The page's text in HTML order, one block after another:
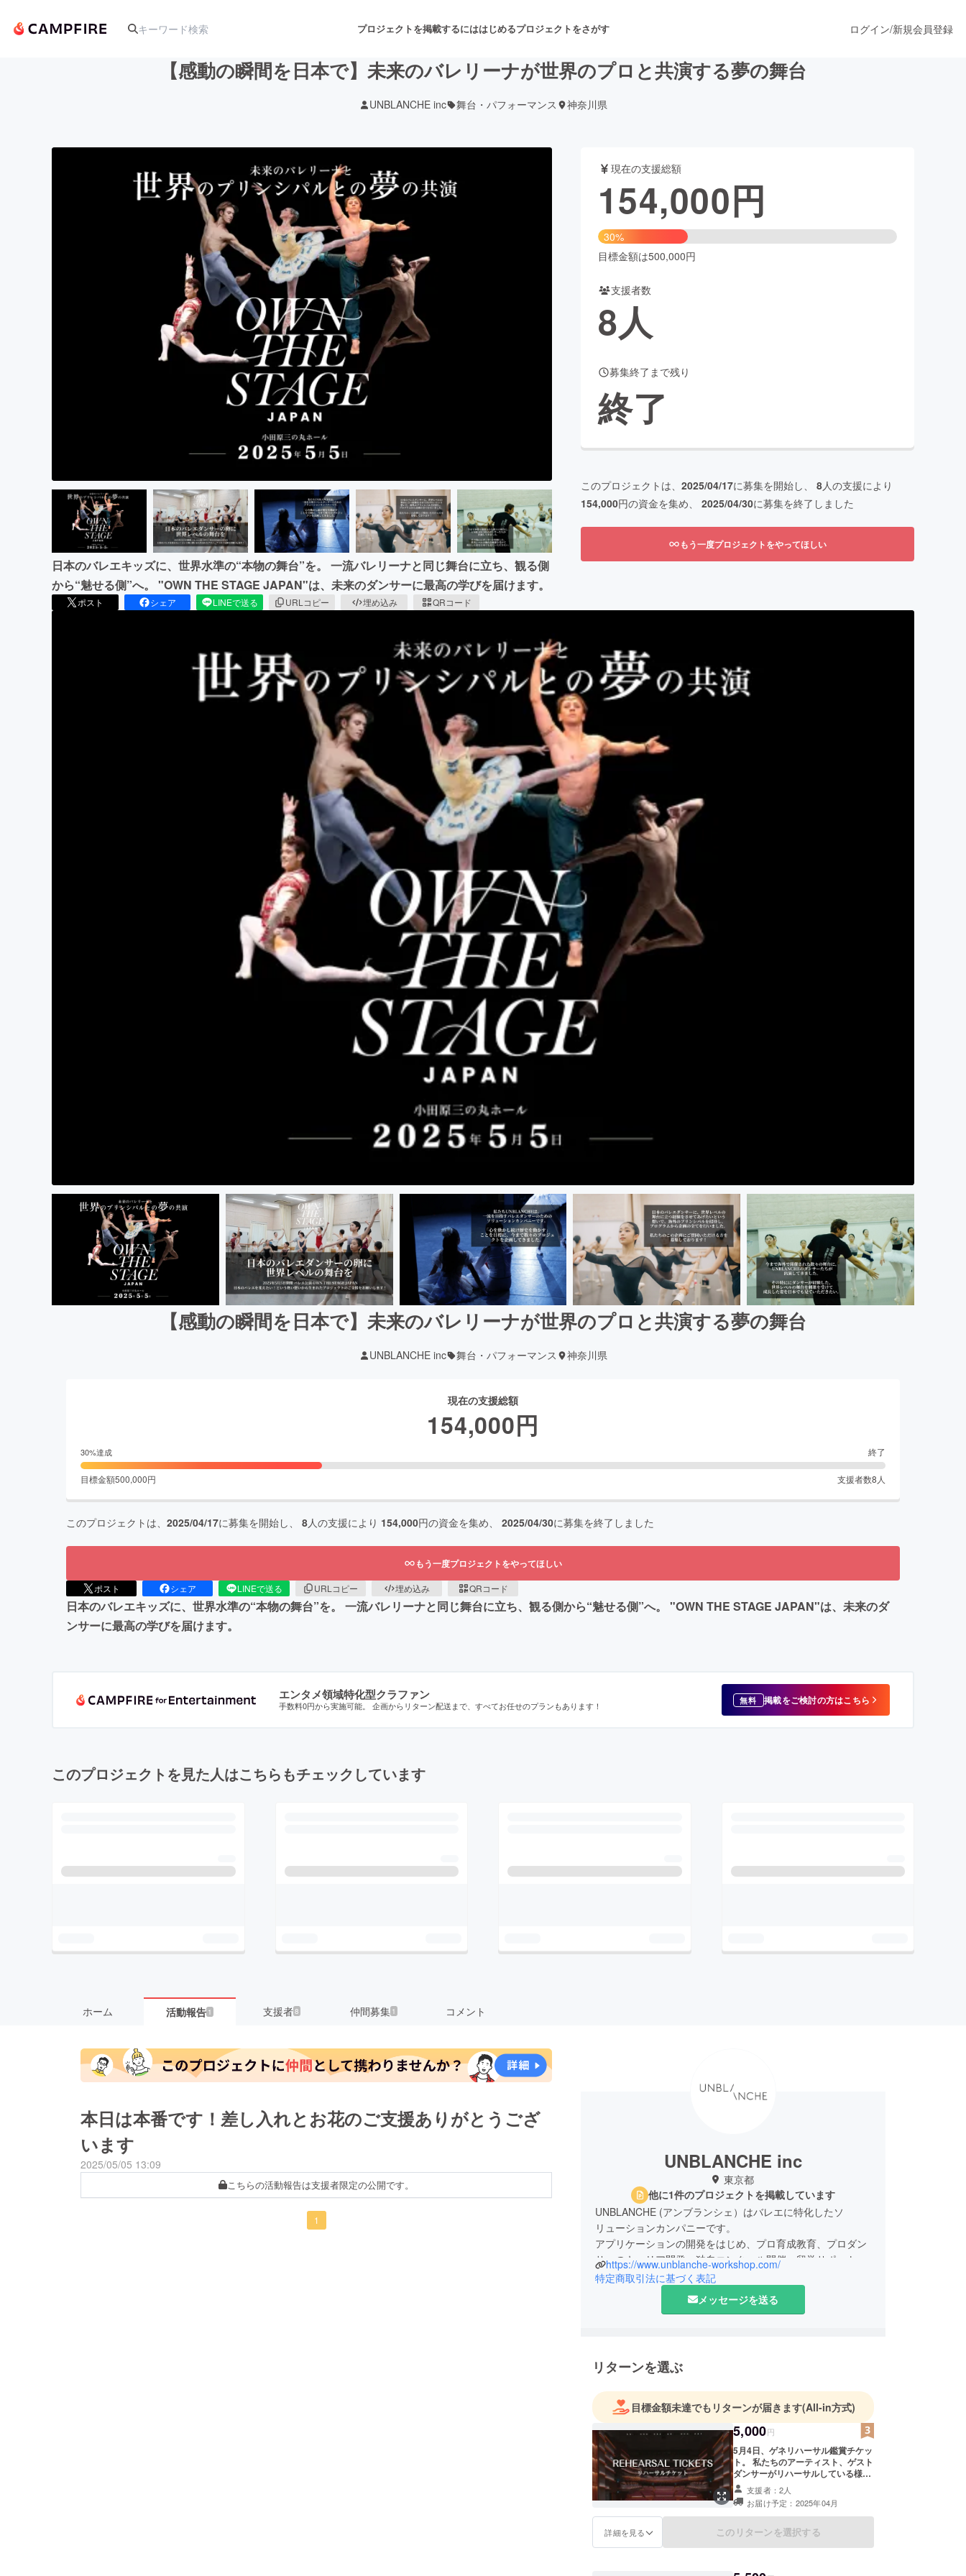
プロジェクトを掲載するにははじめるプロジェクトをさがす
アート・写真 音楽 舞台・パフォーマンス
テクノロジー・ガジェット ゲーム・サービス開発 ファッション
映像・映画 書籍・雑誌出版
ビジネス・起業 チャレンジ ビューティー・ヘルスケア
まちづくり・地域活性化
ログイン/新規会員登録
【感動の瞬間を日本で】未来のバレリーナが世界のプロと共演する夢の舞台
UNBLANCHE inc 舞台・パフォーマンス 神奈川県
日本のバレエキッズに、世界水準の“本物の舞台”を。 一流バレリーナと同じ舞台に立ち、観る側
から“魅せる側”へ。 "OWN THE STAGE JAPAN"は、未来のダンサーに最高の学びを届けます。
ポスト シェア LINEで送る URLコピー 埋め込み QRコード
現在の支援総額
154,000円
30%
目標金額は500,000円
支援者数
8人
募集終了まで残り
終了
このプロジェクトは、 2025/04/17に募集を開始し、 8人の支援により
154,000円の資金を集め、 2025/04/30に募集を終了しました
もう一度プロジェクトをやってほしい
【感動の瞬間を日本で】未来のバレリーナが世界のプロと共演する夢の舞台
UNBLANCHE inc 舞台・パフォーマンス 神奈川県
現在の支援総額
154,000円
30%達成 終了
目標金額500,000円 支援者数8 人
このプロジェクトは、 2025/04/17に募集を開始し、 8人の支援により 154,000円の資金を集め、 2025/04/30に募集を終了しました
もう一度プロジェクトをやってほしい
ポスト シェア LINEで送る URLコピー 埋め込み QRコード
日本のバレエキッズに、世界水準の“本物の舞台”を。 一流バレリーナと同じ舞台に立ち、観る側から“魅せる側”へ。 "OWN THE STAGE JAPAN"は、未来のダ
ンサーに最高の学びを届けます。
エンタメ領域特化型クラファン
手数料0円から実施可能。 企画からリターン配送まで、すべてお任せのプランもあります！ 無料 掲載をご検討の方はこちら
このプロジェクトを見た人はこちらもチェックしています
ホーム 活動報告 1 支援者8 仲間募集 1 コメント
本日は本番です！差し入れとお花のご支援ありがとうござ
います
2025/05/05 13:09
こちらの活動報告は支援者限定の公開です。
1
UNBLANCHE inc
東京都
他に1件のプロジェクトを掲載しています
UNBLANCHE (アンブランシェ）はバレエに特化したソ
リューションカンパニーです。
アプリケーションの開発をはじめ、プロ育成教育、プロダン
サーのキャリア開発、独自コンクール開催、留学サポートな
どを提供しております。
私たちは、今まで当たり前になかったものを当たり前に、当
https://www.unblanche-workshop.com/
特定商取引法に基づく表記
メッセージを送る
リターンを選ぶ
目標金額未達でもリターンが届きます(All-in方式)
5,000円
5月4日、ゲネリハーサル鑑賞チケッ
ト。 私たちのアーティスト、ゲスト
ダンサーがリハーサルしている様子
をご鑑賞いただけます。 ¥5,000 / お
一人 リハーサル時間、チケットは
ご支援していただいた方のみメール
にてお知らせいたします。 劇場まで
の交通費は、自己負担とさせていた
支援者：2人
お届け予定：2025年04月
詳細を見る このリターンを選択する